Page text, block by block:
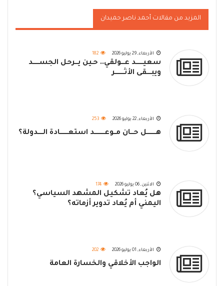
المزيد من مقالات أحمد ناصر حميدان
الأربعاء, 29 يوليو 2026 182
سعيـــــــد عـــولقي.. حـين يـــرحل الجســــــد
ويبــــقى الأثـــــــــر
الأربعاء, 22 يوليو 2026 253
هـــــــــل حـــان مــوعــــــــــد استعــــــــادة الـــــدولة؟
الاثنين, 06 يوليو 2026 174
هل يُعاد تشكيل المشهد السياسي؟
اليمني أم يُعاد تدوير أزماته؟
الأربعاء, 01 يوليو 2026 202
الواجب الأخلاقي والخسارة العامة